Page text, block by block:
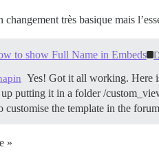
changement très basique mais
to show Full Name in Embeds
Yes! Got it all working. Here
putting it in a folder /
customise the template in the
»